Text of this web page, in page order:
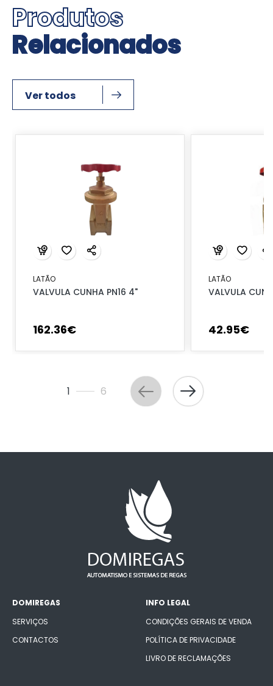
Produtos
Relacionados
Ver todos
LATÃO
VALVULA CUNHA PN16 4"
162.36€
LATÃO
VALVULA
42.95€
1 6
DOMIREGAS
SERVIÇOS
CONTACTOS
INFO LEGAL
CONDIÇÕES GERAIS DE VENDA
POLÍTICA DE PRIVACIDADE
LIVRO DE RECLAMAÇÕES